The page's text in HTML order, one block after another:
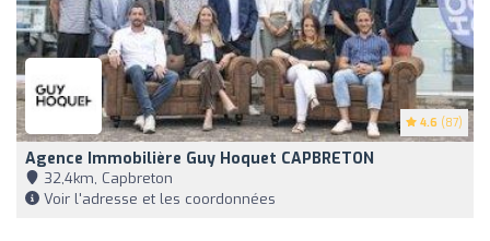
4.6 (87)
Agence Immobilière Guy Hoquet CAPBRETON
32,4km, Capbreton
Voir l'adresse et les coordonnées